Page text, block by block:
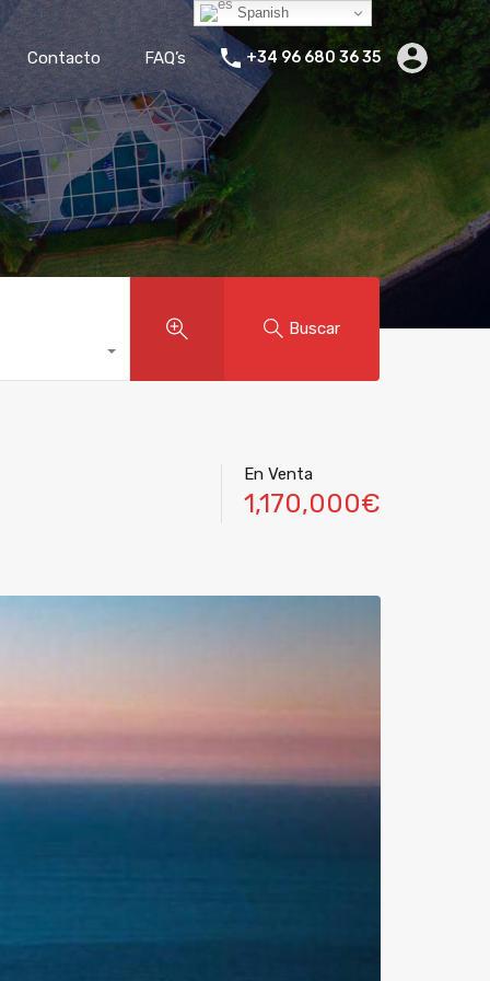
Vacacional Blog Empresa Contacto
FAQ’s
Contacto
FAQ’s +34 96 680 36 35
Buscar
En Venta
1,170,000€
Spanish